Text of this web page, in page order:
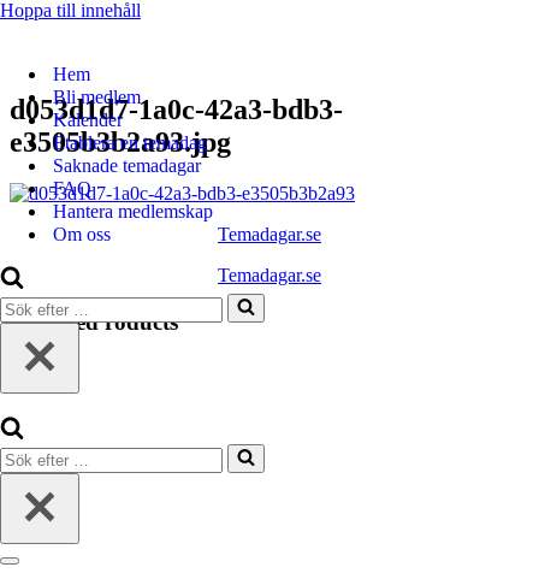
Hoppa till innehåll
Hem
Bli medlem
Kalender
Etablera en temadag
Saknade temadagar
FAQ
Hantera medlemskap
Om oss
Sök
efter
Sök
efter
Navigeringsmeny
d053d1d7-1a0c-42a3-bdb3-
e3505b3b2a93.jpg
Temadagar.se
Temadagar.se
Featured roducts